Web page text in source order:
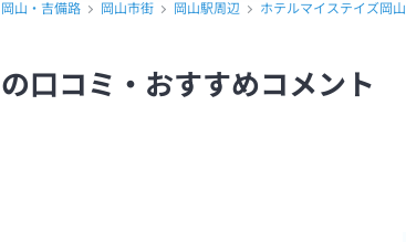
岡山・吉備路 岡山市街 岡山駅周辺 ホテルマイステイズ岡山
口コミ・おすすめコメント